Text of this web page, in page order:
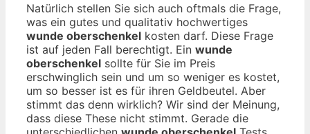
Natürlich stellen Sie sich auch oftmals die Frage,
was ein gutes und qualitativ hochwertiges
wunde oberschenkel kosten darf. Diese Frage
ist auf jeden Fall berechtigt. Ein wunde
oberschenkel sollte für Sie im Preis
erschwinglich sein und um so weniger es kostet,
um so besser ist es für ihren Geldbeutel. Aber
stimmt das denn wirklich? Wir sind der Meinung,
dass diese These nicht stimmt. Gerade die